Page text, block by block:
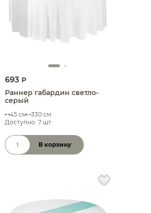
693 P
Раннер габардин светло-
серый
45 см
330 см
Доступно: 7 шт.
Количество товара
В корзину